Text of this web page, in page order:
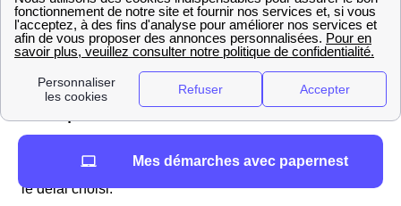
s'occupe de tout ce qui touche aux compteurs :
raccordement au réseau, mise en service, changement
de compteur, changement de nom, relevé, etc.
Les coûts et délais de l'ouverture d'un compteur
France et à Mourède varient entre 27 et 150 euros selon
le délai choisi.
Mes démarches avec papernest